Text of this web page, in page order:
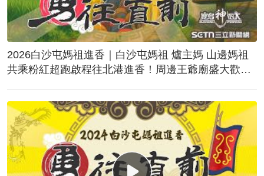
2026白沙屯媽祖進香｜白沙屯媽祖 爐主媽 山邊媽祖
共乘粉紅超跑啟程往北港進香！周邊王爺廟盛大歡